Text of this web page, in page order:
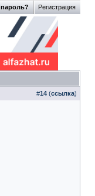
Регистрация
#14 (ссылка)